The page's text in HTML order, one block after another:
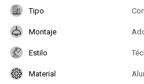
Tipo
Montaje
Estilo
Material